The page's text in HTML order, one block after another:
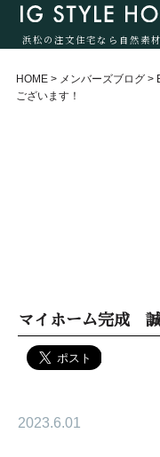
浜松の注文住宅なら自然素
HOME > メンバーズブログ >
ございます！
マイホーム完成 誠
2023.6.01